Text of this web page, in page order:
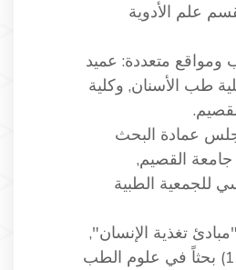
علم الأدوية
متعددة: عميد
طب الأسنان, وكلية
عمادة البحث
القصيم,
للجمعية الطبية
تغذية الإنسان",
ونشر أكثر من (13) بحثاً في علوم الطب